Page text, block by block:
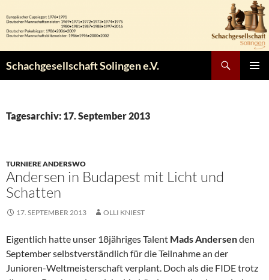
Inhalt
springen
Schachgesellschaft Solingen e.V.
Tagesarchiv: 17. September 2013
TURNIERE ANDERSWO
Andersen in Budapest mit Licht und
Schatten
17. SEPTEMBER 2013 OLLI KNIEST
Eigentlich hatte unser 18jähriges Talent Mads Andersenden
September selbstverständlich für die Teilnahme an der
Junioren-Weltmeisterschaft verplant. Doch als die FIDE trotz